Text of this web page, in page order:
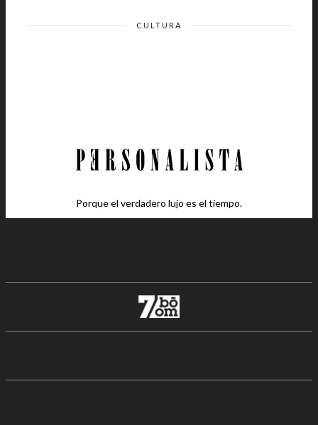
CULTURA
Porque el verdadero lujo es el tiempo.